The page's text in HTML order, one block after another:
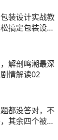
包装设计实战教
搞定包装设计
解剖鸣潮最深
情解读02
都没答对，不
其余四个被处